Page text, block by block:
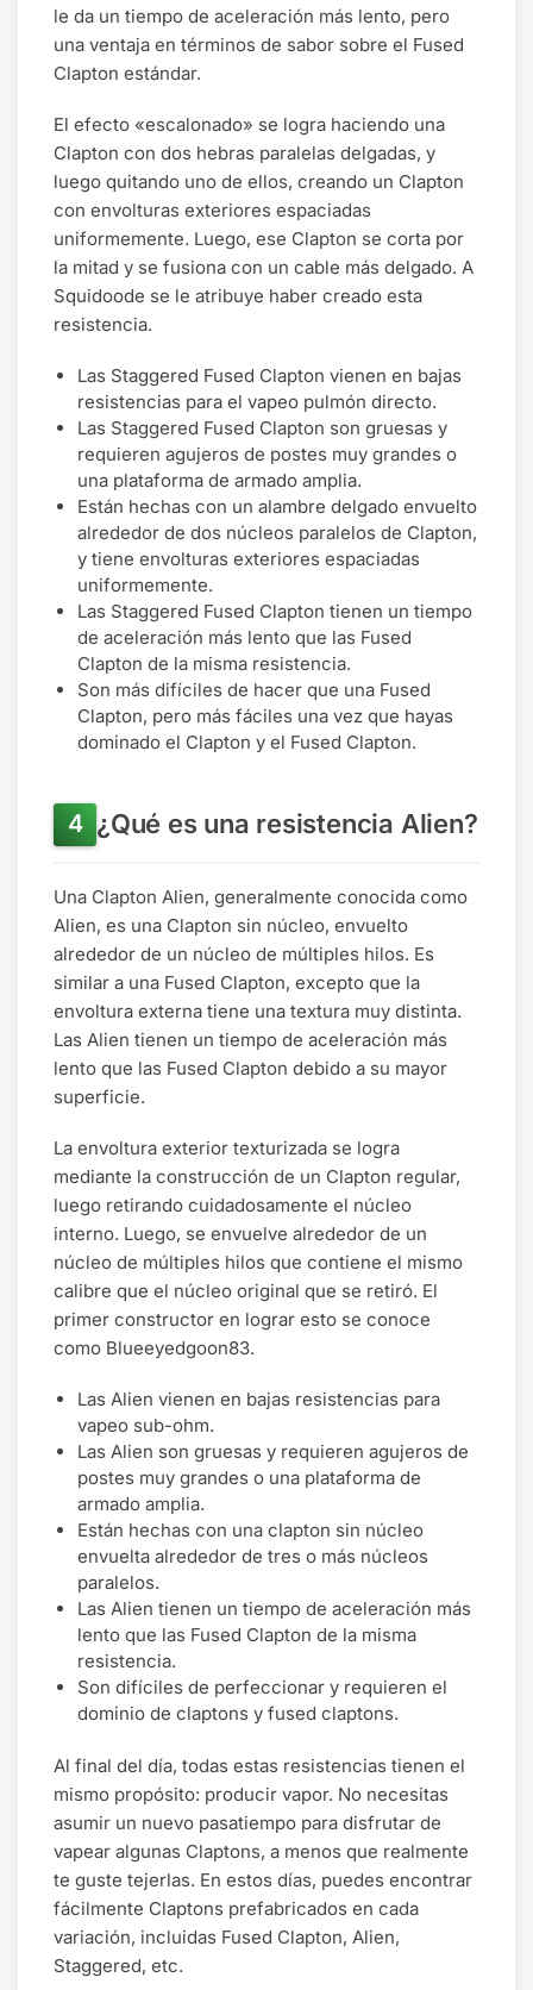
le da un tiempo de aceleración más lento, pero
una ventaja en términos de sabor sobre el Fused
Clapton estándar.
El efecto «escalonado» se logra haciendo una
Clapton con dos hebras paralelas delgadas, y
luego quitando uno de ellos, creando un Clapton
con envolturas exteriores espaciadas
uniformemente. Luego, ese Clapton se corta por
la mitad y se fusiona con un cable más delgado. A
Squidoode se le atribuye haber creado esta
resistencia.
Las Staggered Fused Clapton vienen en bajas
resistencias para el vapeo pulmón directo.
Las Staggered Fused Clapton son gruesas y
requieren agujeros de postes muy grandes o
una plataforma de armado amplia.
Están hechas con un alambre delgado envuelto
alrededor de dos núcleos paralelos de Clapton,
y tiene envolturas exteriores espaciadas
uniformemente.
Las Staggered Fused Clapton tienen un tiempo
de aceleración más lento que las Fused
Clapton de la misma resistencia.
Son más difíciles de hacer que una Fused
Clapton, pero más fáciles una vez que hayas
dominado el Clapton y el Fused Clapton.
¿Qué es una resistencia Alien?
Una Clapton Alien, generalmente conocida como
Alien, es una Clapton sin núcleo, envuelto
alrededor de un núcleo de múltiples hilos. Es
similar a una Fused Clapton, excepto que la
envoltura externa tiene una textura muy distinta.
Las Alien tienen un tiempo de aceleración más
lento que las Fused Clapton debido a su mayor
superficie.
La envoltura exterior texturizada se logra
mediante la construcción de un Clapton regular,
luego retirando cuidadosamente el núcleo
interno. Luego, se envuelve alrededor de un
núcleo de múltiples hilos que contiene el mismo
calibre que el núcleo original que se retiró. El
primer constructor en lograr esto se conoce
como Blueeyedgoon83.
Las Alien vienen en bajas resistencias para
vapeo sub-ohm.
Las Alien son gruesas y requieren agujeros de
postes muy grandes o una plataforma de
armado amplia.
Están hechas con una clapton sin núcleo
envuelta alrededor de tres o más núcleos
paralelos.
Las Alien tienen un tiempo de aceleración más
lento que las Fused Clapton de la misma
resistencia.
Son difíciles de perfeccionar y requieren el
dominio de claptons y fused claptons.
Al final del día, todas estas resistencias tienen el
mismo propósito: producir vapor. No necesitas
asumir un nuevo pasatiempo para disfrutar de
vapear algunas Claptons, a menos que realmente
te guste tejerlas. En estos días, puedes encontrar
fácilmente Claptons prefabricados en cada
variación, incluidas Fused Clapton, Alien,
Staggered, etc.